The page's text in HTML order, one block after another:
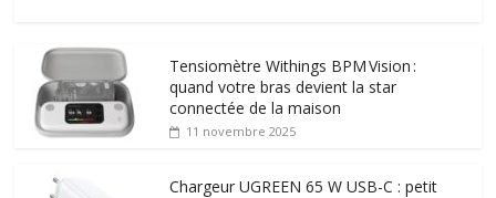
Tensiomètre Withings BPM Vision :
quand votre bras devient la star
connectée de la maison
11 novembre 2025
Chargeur UGREEN 65 W USB-C : petit